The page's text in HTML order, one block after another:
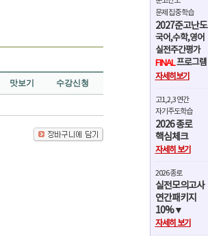
맛보기 수강신청
문제 집중 학습
2027준고난도
국어,수학,영어
실전주간평가
FINAL프로그램
자세히보기
고1,2,3 연간
자기주도학습
2026 종로
핵심체크
자세히 보기
2026 종로
실전모의고사
연간패키지
10%▼
자세히 보기